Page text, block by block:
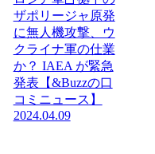
ザポリージャ原発
に無人機攻撃、ウ
クライナ軍の仕業
か？ IAEA が緊急
発表【&Buzzの口
コミニュース】
2024.04.09